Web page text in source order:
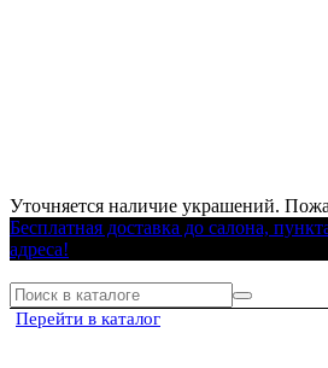
Уточняется наличие украшений.
Бесплатная доставка до салона,
адреса!
Перейти в каталог